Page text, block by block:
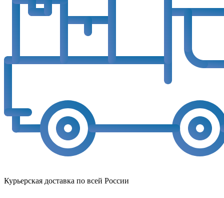
Курьерская доставка по всей России